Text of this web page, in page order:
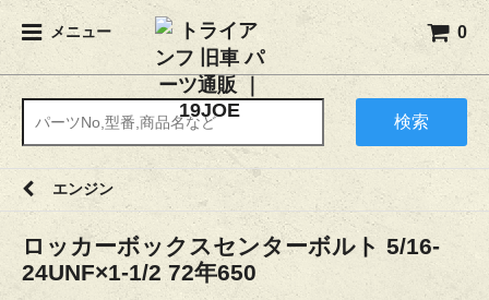
メニュー 0
検索
エンジン
ロッカーボックスセンターボルト 5/16-
24UNF×1-1/2 72年650